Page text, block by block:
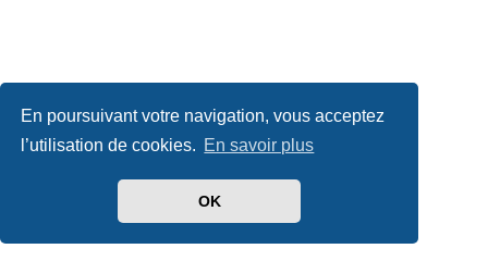
En poursuivant votre navigation, vous acceptez
l’utilisation de cookies. En savoir plus
OK